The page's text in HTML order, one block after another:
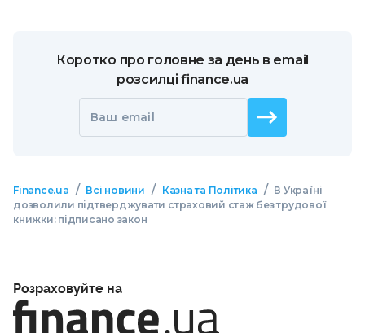
Коротко про головне за день в email
розсилці finance.ua
Ваш email
Finance.ua / Всі новини / Казна та Політика / В Україні
дозволили підтверджувати страховий стаж без трудової
книжки: підписано закон
Розраховуйте на